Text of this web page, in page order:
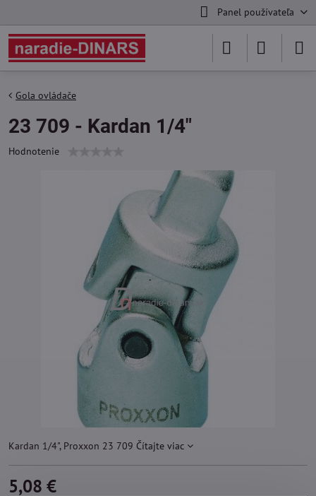
Panel používateľa
Gola ovládače
23 709 - Kardan 1/4"
Hodnotenie
Kardan 1/4", Proxxon 23 709 Čítajte viac
5,08 €